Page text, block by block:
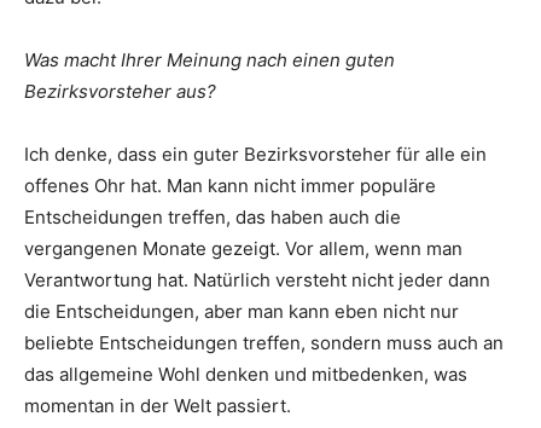
Was macht Ihrer Meinung nach einen guten
Bezirksvorsteher aus?
Ich denke, dass ein guter Bezirksvorsteher für alle ein
offenes Ohr hat. Man kann nicht immer populäre
Entscheidungen treffen, das haben auch die
vergangenen Monate gezeigt. Vor allem, wenn man
Verantwortung hat. Natürlich versteht nicht jeder dann
die Entscheidungen, aber man kann eben nicht nur
beliebte Entscheidungen treffen, sondern muss auch an
das allgemeine Wohl denken und mitbedenken, was
momentan in der Welt passiert.